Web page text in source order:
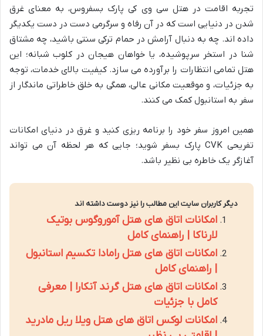
تجربه اقامت در هتل سی وی کی پارک بسفروس، به معنای غرق
شدن در دنیایی است که در آن رفاه و سرگرمی دست در دست یکدیگر
داده اند. چه به دنبال آرامش در حمام ترکی سنتی باشید، چه مشتاق
شنا در استخر سرپوشیده، یا خواهان هیجان در کلوب شبانه؛ این
هتل تمامی انتظارات را برآورده می سازد. کیفیت بالای خدمات، توجه
به جزئیات، و موقعیت مکانی عالی، همگی به خلق خاطراتی ماندگار از
سفر به استانبول کمک می کنند.
همین امروز سفر خود را برنامه ریزی کنید و غرق در دنیای امکانات
تفریحی CVK پارک بسفر شوید؛ جایی که هر لحظه آن می تواند
آغازگر یک خاطره بی نظیر باشد.
دیگر کاربران سایت این مطالب را نیز دوست داشته اند
امکانات اتاق های هتل آموروگوس بوتیک
لارناکا | راهنمای کامل
امکانات اتاق های هتل رامادا تکسیم استانبول
| راهنمای کامل
امکانات اتاق های هتل گرند آنکارا | معرفی
کامل با جزئیات
امکانات لوکس اتاق های هتل ویلا ریل مادرید